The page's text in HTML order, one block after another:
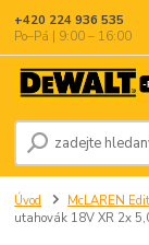
+420 224 936 535
Po–Pá | 9:00 – 16:00
Úvod McLAREN
utahovák 18V XR 2x